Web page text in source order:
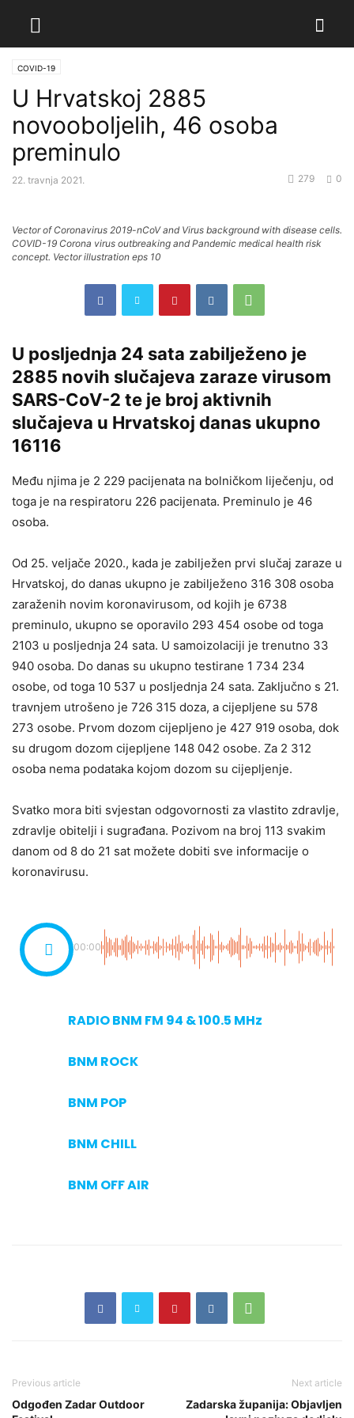
COVID-19
U Hrvatskoj 2885
novooboljelih, 46 osoba
preminulo
22. travnja 2021. 0
279
Vector of Coronavirus 2019-nCoV and Virus background with disease cells.
COVID-19 Corona virus outbreaking and Pandemic medical health risk
concept. Vector illustration eps 10
U posljednja 24 sata zabilježeno je
2885 novih slučajeva zaraze virusom
SARS-CoV-2 te je broj aktivnih
slučajeva u Hrvatskoj danas ukupno
16116
Među njima je 2 229 pacijenata na bolničkom liječenju, od
toga je na respiratoru 226 pacijenata. Preminulo je 46
osoba.
Od 25. veljače 2020., kada je zabilježen prvi slučaj zaraze u
Hrvatskoj, do danas ukupno je zabilježeno 316 308 osoba
zaraženih novim koronavirusom, od kojih je 6738
preminulo, ukupno se oporavilo 293 454 osobe od toga
2103 u posljednja 24 sata. U samoizolaciji je trenutno 33
940 osoba. Do danas su ukupno testirane 1 734 234
osobe, od toga 10 537 u posljednja 24 sata. Zaključno s 21.
travnjem utrošeno je 726 315 doza, a cijepljene su 578
273 osobe. Prvom dozom cijepljeno je 427 919 osoba, dok
su drugom dozom cijepljene 148 042 osobe. Za 2 312
osoba nema podataka kojom dozom su cijepljenje.
Svatko mora biti svjestan odgovornosti za vlastito zdravlje,
zdravlje obitelji i sugrađana. Pozivom na broj 113 svakim
danom od 8 do 21 sat možete dobiti sve informacije o
koronavirusu.
00:00
RADIO BNM FM 94 & 100.5 MHz
BNM ROCK
BNM POP
BNM CHILL
BNM OFF AIR
Previous article
Odgođen Zadar Outdoor
Next article
Zadarska županija: Objavljen